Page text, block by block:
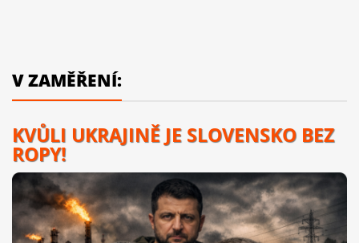
V ZAMĚŘENÍ:
KVŮLI UKRAJINĚ JE SLOVENSKO BEZ
ROPY!